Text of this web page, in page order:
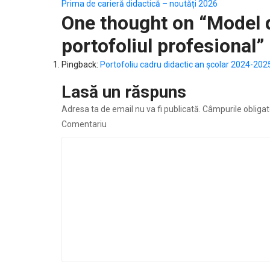
Navigare
în
articole
Prima de carieră didactică – noutăți 2026
One thought on “Model
portofoliul profesional”
Pingback: Portofoliu cadru didactic an școlar 2024-
Lasă un răspuns
Adresa ta de email nu va fi publicată. Câmpurile
Comentariu